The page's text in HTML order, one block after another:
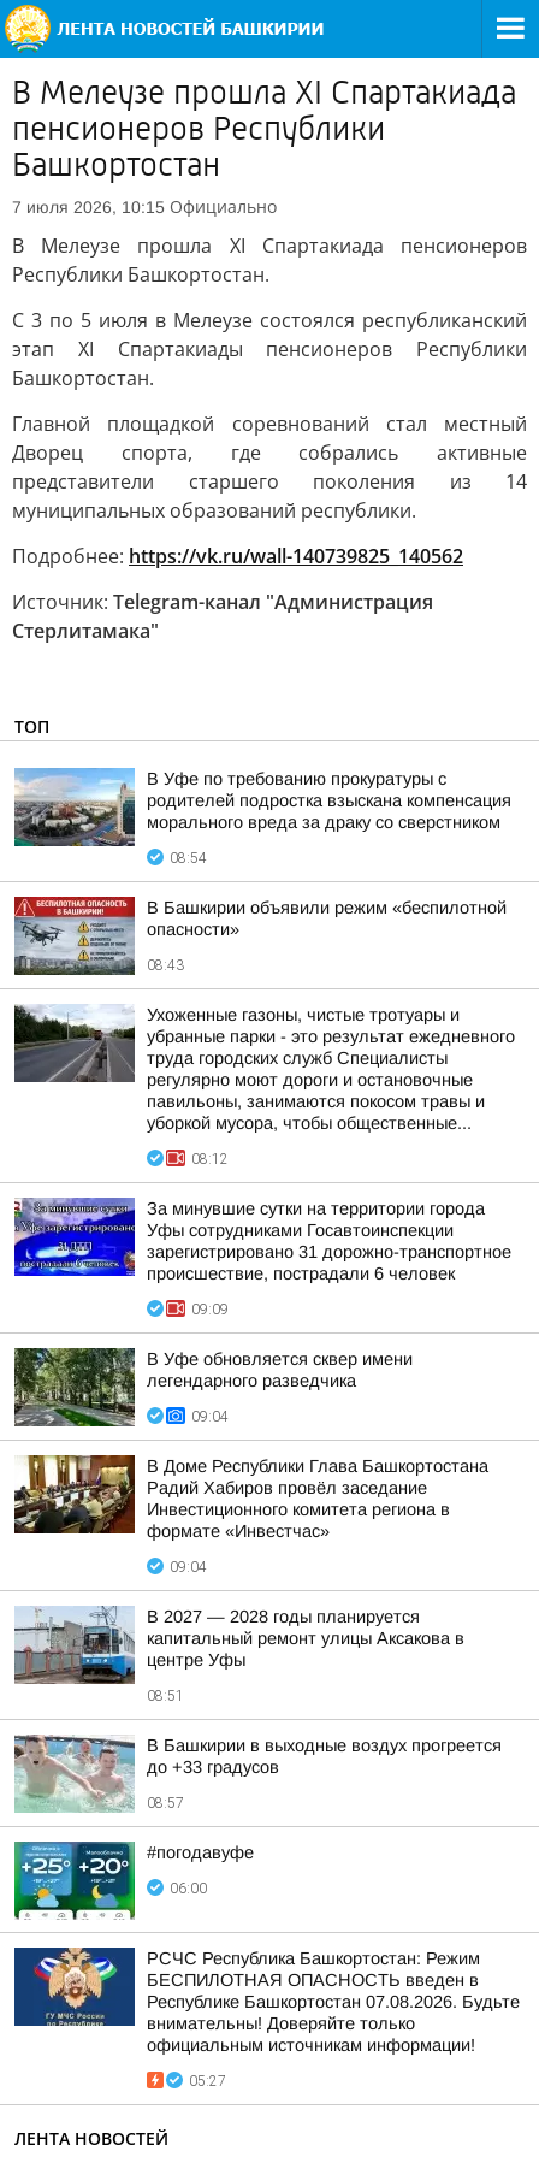
В Мелеузе прошла XI Спартакиада
пенсионеров Республики
Башкортостан
7 июля 2026, 10:15 Официально
В Мелеузе прошла XI Спартакиада пенсионеров
Республики Башкортостан.
С 3 по 5 июля в Мелеузе состоялся республиканский
этап XI Спартакиады пенсионеров Республики
Башкортостан.
Главной площадкой соревнований стал местный
Дворец спорта, где собрались активные
представители старшего поколения из 14
муниципальных образований республики.
Подробнее: https://vk.ru/wall-140739825_140562
Источник: Telegram-канал "Администрация
Стерлитамака"
ТОП
В Уфе по требованию прокуратуры с
родителей подростка взыскана компенсация
морального вреда за драку со сверстником
08:54
В Башкирии объявили режим «беспилотной
опасности»
08:43
Ухоженные газоны, чистые тротуары и
убранные парки - это результат ежедневного
труда городских служб Специалисты
регулярно моют дороги и остановочные
павильоны, занимаются покосом травы и
уборкой мусора, чтобы общественные...
08:12
За минувшие сутки на территории города
Уфы сотрудниками Госавтоинспекции
зарегистрировано 31 дорожно-транспортное
происшествие, пострадали 6 человек
09:09
В Уфе обновляется сквер имени
легендарного разведчика
09:04
В Доме Республики Глава Башкортостана
Радий Хабиров провёл заседание
Инвестиционного комитета региона в
формате «Инвестчас»
09:04
В 2027 — 2028 годы планируется
капитальный ремонт улицы Аксакова в
центре Уфы
08:51
В Башкирии в выходные воздух прогреется
до +33 градусов
08:57
#погодавуфе
06:00
РСЧС Республика Башкортостан: Режим
БЕСПИЛОТНАЯ ОПАСНОСТЬ введен в
Республике Башкортостан 07.08.2026. Будьте
внимательны! Доверяйте только
официальным источникам информации!
05:27
ЛЕНТА НОВОСТЕЙ